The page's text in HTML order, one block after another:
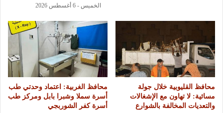
الخميس - 6 أغسطس 2026
محافظ القليوبية خلال جولة
مسائية: لا تهاون مع الإشغالات
والتعديات المخالفة بالشوارع
محافظ الغربية: اعتماد وحدتي طب
أسرة سملا وشبرا بابل ومركز طب
أسرة كفر الشوربجي